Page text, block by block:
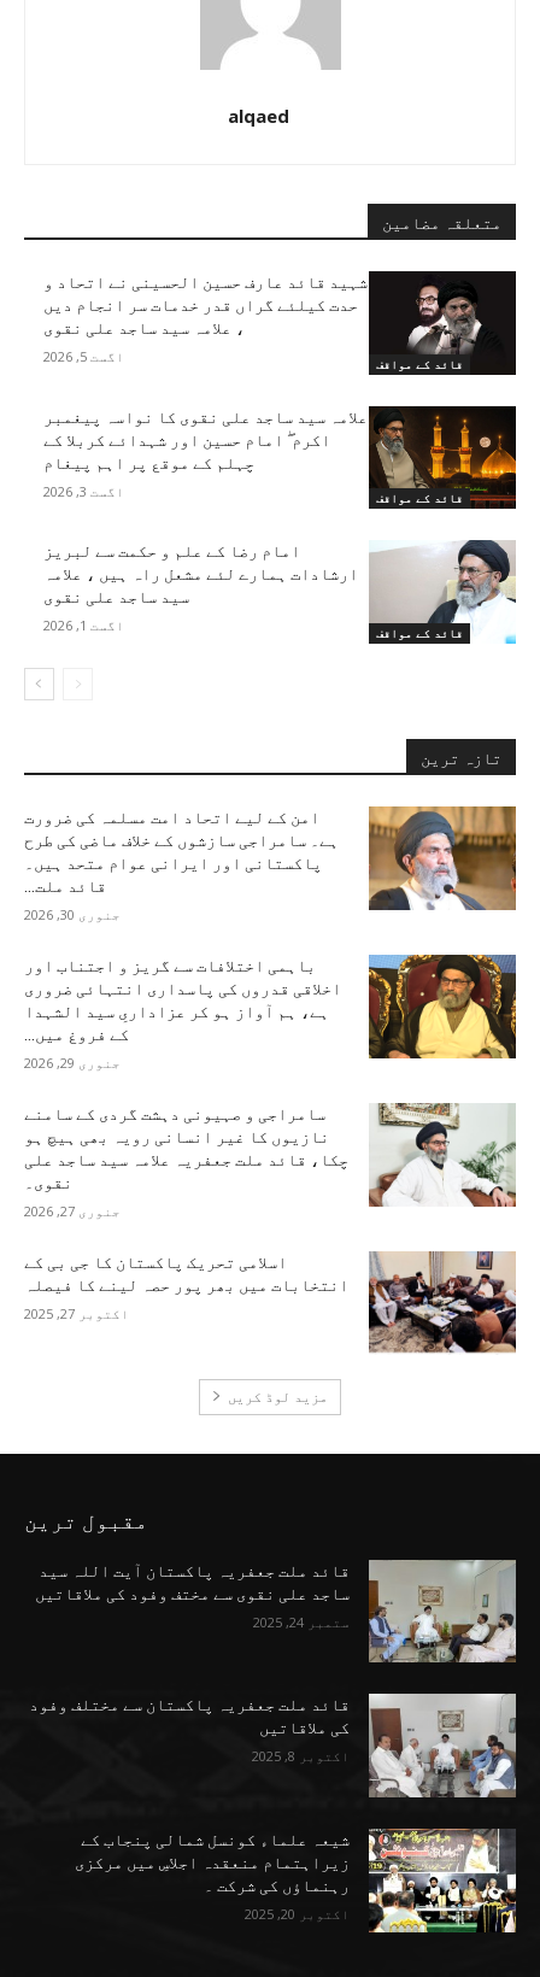
alqaed
متعلقہ مضامین
قائد کے مواقف
شہید قائد عارف حسین الحسینی نے اتحاد و
حدت کیلئے گراں قدر خدمات سر انجام دیں
، علامہ سید ساجد علی نقوی
اگست 5, 2026
قائد کے مواقف
علامہ سید ساجد علی نقوی کا نواسہ پیغمبر
اکرم ۖ امام حسین اور شہدائے کربلا کے
چہلم کے موقع پر اہم پیغام
اگست 3, 2026
قائد کے مواقف
امام رضا کے علم و حکمت سے لبریز
ارشادات ہمارے لئے مشعل راہ ہیں ، علامہ
سید ساجد علی نقوی
اگست 1, 2026
تازہ ترین
امن کے لیے اتحاد امت مسلمہ کی ضرورت
ہے۔ سامراجی سازشوں کے خلاف ماضی کی طرح
پاکستانی اور ایرانی عوام متحد ہیں۔
قائد ملت...
جنوری 30, 2026
باہمی اختلافات سے گریز و اجتناب اور
اخلاقی قدروں کی پاسداری انتہائی ضروری
ہے، ہم آواز ہو کر عزاداریِ سید الشہدا
کے فروغ میں...
جنوری 29, 2026
سامراجی و صہیونی دہشت گردی کے سامنے
نازیوں کا غیر انسانی رویہ بھی ہیچ ہو
چکا، قائد ملت جعفریہ علامہ سید ساجد علی
نقوی۔
جنوری 27, 2026
اسلامی تحریک پاکستان کا جی بی کے
انتخابات میں بھر پور حصہ لینے کا فیصلہ
اکتوبر 27, 2025
مزید لوڈ کریں
مقبول ترین
قائد ملت جعفریہ پاکستان آیت اللہ سید
ساجد علی نقوی سے مختف وفود کی ملاقاتیں
ستمبر 24, 2025
قائد ملت جعفریہ پاکستان سے مختلف وفود
کی ملاقاتیں
اکتوبر 8, 2025
شیعہ علماء کونسل شمالی پنجاب کے
زیراہتمام منعقدہ اجلاسِ میں مرکزی
رہنماؤں کی شرکت ۔
اکتوبر 20, 2025